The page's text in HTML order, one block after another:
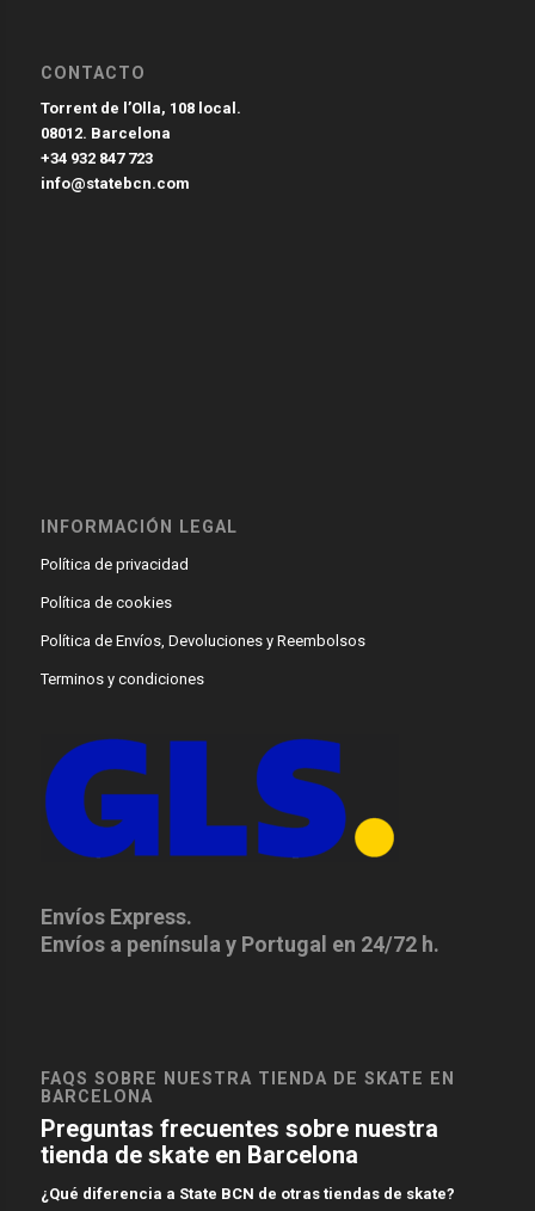
CONTACTO
Torrent de l’Olla, 108 local.
08012. Barcelona
+34 932 847 723
info@statebcn.com
INFORMACIÓN LEGAL
Política de privacidad
Política de cookies
Política de Envíos, Devoluciones y Reembolsos
Terminos y condiciones
Envíos Express.
Envíos a península y Portugal en 24/72 h.
FAQS SOBRE NUESTRA TIENDA DE SKATE EN
BARCELONA
Preguntas frecuentes sobre nuestra
tienda de skate en Barcelona
¿Qué diferencia a State BCN de otras tiendas de skate?